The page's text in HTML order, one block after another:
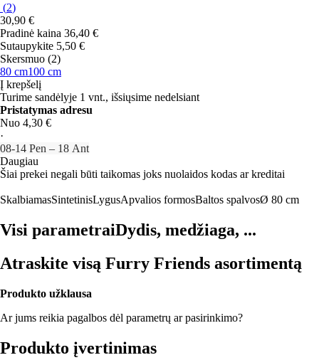
(2)
30,90 €
Pradinė kaina 36,40 €
Sutaupykite 5,50 €
Skersmuo (2)
80 cm100 cm
Į krepšelį
Turime sandėlyje 1 vnt., išsiųsime nedelsiant
Pristatymas adresu
Nuo 4,30 €
·
08‑14 Pen – 18 Ant
Daugiau
Šiai prekei negali būti taikomas joks nuolaidos kodas ar kreditai
SkalbiamasSintetinisLygusApvalios formosBaltos spalvosØ 80 cm
Visi parametraiDydis, medžiaga, ...
Atraskite visą Furry Friends asortimentą
Produkto užklausa
Ar jums reikia pagalbos dėl parametrų ar pasirinkimo?
Produkto įvertinimas